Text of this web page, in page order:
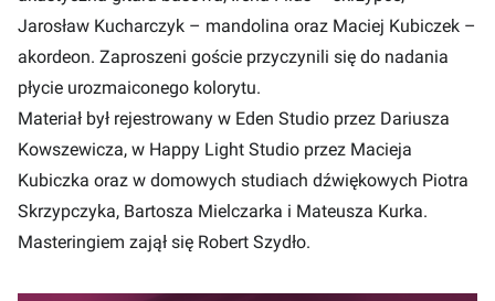
Jarosław Kucharczyk – mandolina oraz Maciej Kubiczek –
akordeon. Zaproszeni goście przyczynili się do nadania
płycie urozmaiconego kolorytu.
Materiał był rejestrowany w Eden Studio przez Dariusza
Kowszewicza, w Happy Light Studio przez Macieja
Kubiczka oraz w domowych studiach dźwiękowych Piotra
Skrzypczyka, Bartosza Mielczarka i Mateusza Kurka.
Masteringiem zajął się Robert Szydło.